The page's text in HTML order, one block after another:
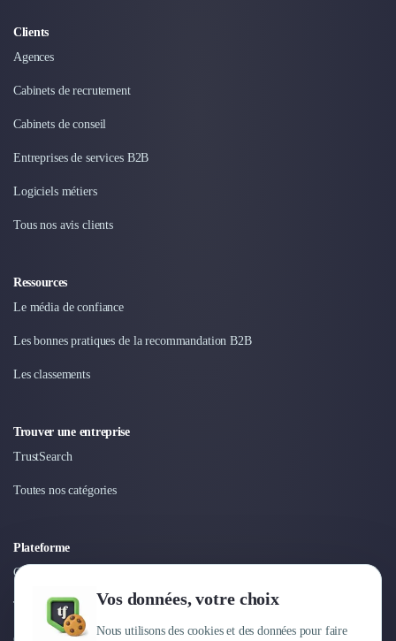
Vos données, votre choix
Nous utilisons des cookies et des données pour faire
Sourcing et Imports
Office Management
Développement à l'international
Autres
Gestion Immobilière
Logiciel PropTech
Désinfection & décontamination
Clients
Agences
Cabinets de recrutement
Cabinets de conseil
Entreprises de services B2B
Logiciels métiers
Tous nos avis clients
Ressources
Le média de confiance
Les bonnes pratiques de la recommandation B2B
Les classements
Trouver une entreprise
TrustSearch
Toutes nos catégories
Plateforme
Connexion
Tarifs